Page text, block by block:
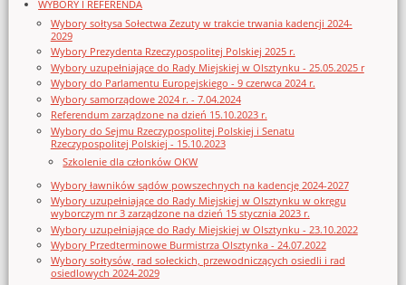
WYBORY I REFERENDA
Wybory sołtysa Sołectwa Zezuty w trakcie trwania kadencji 2024-
2029
Wybory Prezydenta Rzeczypospolitej Polskiej 2025 r.
Wybory uzupełniające do Rady Miejskiej w Olsztynku - 25.05.2025 r
Wybory do Parlamentu Europejskiego - 9 czerwca 2024 r.
Wybory samorządowe 2024 r. - 7.04.2024
Referendum zarządzone na dzień 15.10.2023 r.
Wybory do Sejmu Rzeczypospolitej Polskiej i Senatu
Rzeczypospolitej Polskiej - 15.10.2023
Szkolenie dla członków OKW
Wybory ławników sądów powszechnych na kadencję 2024-2027
Wybory uzupełniające do Rady Miejskiej w Olsztynku w okręgu
wyborczym nr 3 zarządzone na dzień 15 stycznia 2023 r.
Wybory uzupełniające do Rady Miejskiej w Olsztynku - 23.10.2022
Wybory Przedterminowe Burmistrza Olsztynka - 24.07.2022
Wybory sołtysów, rad sołeckich, przewodniczących osiedli i rad
osiedlowych 2024-2029